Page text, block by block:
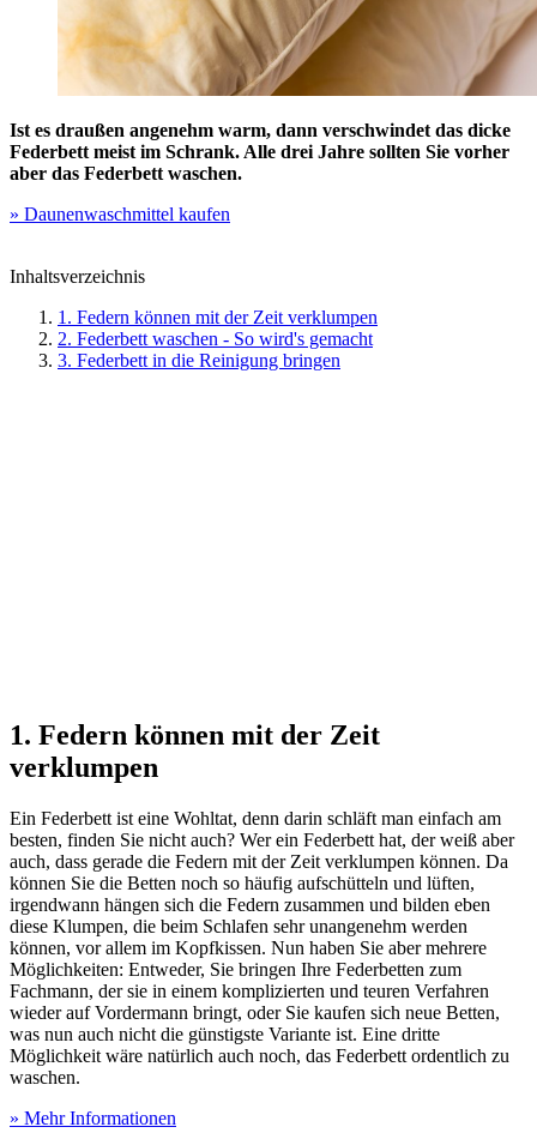
Ist es draußen angenehm warm, dann verschwindet das dicke
Federbett meist im Schrank. Alle drei Jahre sollten Sie vorher
aber das Federbett waschen.
» Daunenwaschmittel kaufen
Inhaltsverzeichnis
1. Federn können mit der Zeit verklumpen
2. Federbett waschen - So wird's gemacht
3. Federbett in die Reinigung bringen
1. Federn können mit der Zeit
verklumpen
Ein Federbett ist eine Wohltat, denn darin schläft man einfach am
besten, finden Sie nicht auch? Wer ein Federbett hat, der weiß aber
auch, dass gerade die Federn mit der Zeit verklumpen können. Da
können Sie die Betten noch so häufig aufschütteln und lüften,
irgendwann hängen sich die Federn zusammen und bilden eben
diese Klumpen, die beim Schlafen sehr unangenehm werden
können, vor allem im Kopfkissen. Nun haben Sie aber mehrere
Möglichkeiten: Entweder, Sie bringen Ihre Federbetten zum
Fachmann, der sie in einem komplizierten und teuren Verfahren
wieder auf Vordermann bringt, oder Sie kaufen sich neue Betten,
was nun auch nicht die günstigste Variante ist. Eine dritte
Möglichkeit wäre natürlich auch noch, das Federbett ordentlich zu
waschen.
» Mehr Informationen